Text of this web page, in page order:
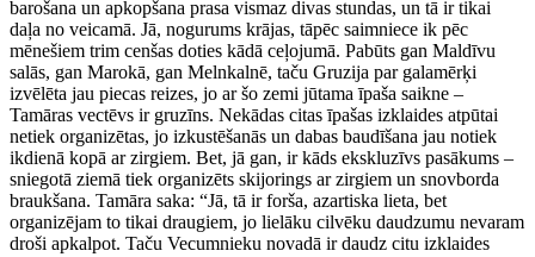
barošana un apkopšana prasa vismaz divas stundas, un tā ir tikai
daļa no veicamā. Jā, nogurums krājas, tāpēc saimniece ik pēc
mēnešiem trim cenšas doties kādā ceļojumā. Pabūts gan Maldīvu
salās, gan Marokā, gan Melnkalnē, taču Gruzija par galamērķi
izvēlēta jau piecas reizes, jo ar šo zemi jūtama īpaša saikne –
Tamāras vectēvs ir gruzīns. Nekādas citas īpašas izklaides atpūtai
netiek organizētas, jo izkustēšanās un dabas baudīšana jau notiek
ikdienā kopā ar zirgiem. Bet, jā gan, ir kāds ekskluzīvs pasākums –
sniegotā ziemā tiek organizēts skijorings ar zirgiem un snovborda
braukšana. Tamāra saka: “Jā, tā ir forša, azartiska lieta, bet
organizējam to tikai draugiem, jo lielāku cilvēku daudzumu nevaram
droši apkalpot. Taču Vecumnieku novadā ir daudz citu izklaides